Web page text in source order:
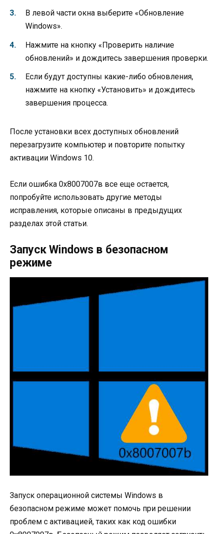
В левой части окна выберите «Обновление
Windows».
Нажмите на кнопку «Проверить наличие
обновлений» и дождитесь завершения проверки.
Если будут доступны какие-либо обновления,
нажмите на кнопку «Установить» и дождитесь
завершения процесса.
После установки всех доступных обновлений
перезагрузите компьютер и повторите попытку
активации Windows 10.
Если ошибка 0х8007007в все еще остается,
попробуйте использовать другие методы
исправления, которые описаны в предыдущих
разделах этой статьи.
Запуск Windows в безопасном
режиме
Запуск операционной системы Windows в
безопасном режиме может помочь при решении
проблем с активацией, таких как код ошибки